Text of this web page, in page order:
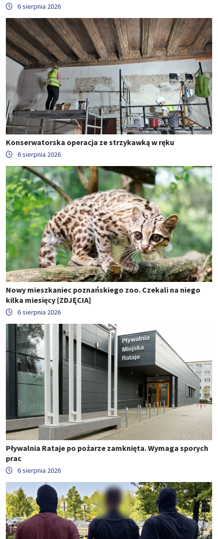
6 sierpnia 2026
Konserwatorska operacja ze strzykawką w ręku
6 sierpnia 2026
Nowy mieszkaniec poznańskiego zoo. Czekali na niego
kilka miesięcy [ZDJĘCIA]
6 sierpnia 2026
Pływalnia Rataje po pożarze zamknięta. Wymaga sporych
prac
6 sierpnia 2026